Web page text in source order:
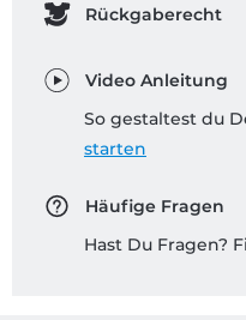
Rückgaberecht
Video Anleitung
So gestaltest du
starten
Häufige Fragen
Hast Du Fragen?